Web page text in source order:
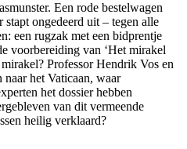
Een rode bestelwagen
stapt ongedeerd uit – tegen alle
een rugzak met een bidprentje
voorbereiding van ‘Het mirakel
Professor Hendrik Vos en
het Vaticaan, waar
het dossier hebben
van dit vermeende
heilig verklaard?